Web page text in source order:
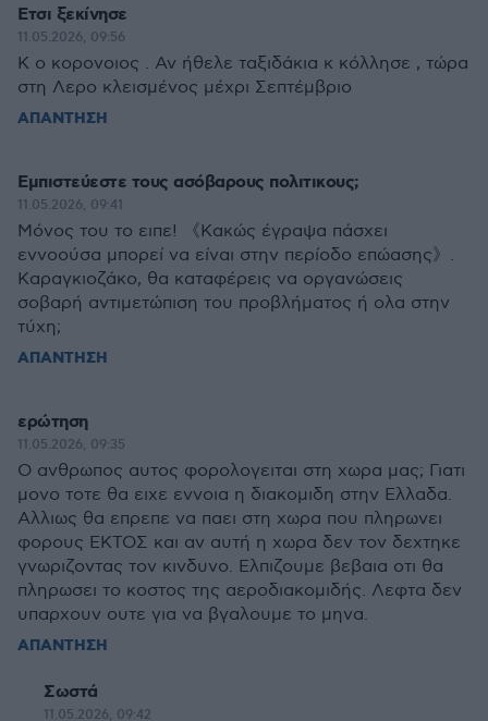
Ετσι ξεκίνησε
11.05.2026, 09:56
K ο κορονοιος . Αν ήθελε ταξιδάκια κ κόλλησε , τώρα
στη Λερο κλεισμένος μέχρι Σεπτέμβριο
ΑΠΑΝΤΗΣΗ
Εμπιστεύεστε τους ασόβαρους πολιτικους;
11.05.2026, 09:41
Μόνος του το ειπε! 《Κακώς έγραψα πάσχει
εννοούσα μπορεί να είναι στην περίοδο επώασης》.
Καραγκιοζάκο, θα καταφέρεις να οργανώσεις
σοβαρή αντιμετώπιση του προβλήματος ή ολα στην
τύχη;
ΑΠΑΝΤΗΣΗ
ερώτηση
11.05.2026, 09:35
Ο ανθρωπος αυτος φορολογειται στη χωρα μας; Γιατι
μονο τοτε θα ειχε εννοια η διακομιδη στην Ελλαδα.
Αλλιως θα επρεπε να παει στη χωρα που πληρωνει
φορους ΕΚΤΟΣ και αν αυτή η χωρα δεν τον δεχτηκε
γνωριζοντας τον κινδυνο. Ελπιζουμε βεβαια οτι θα
πληρωσει το κοστος της αεροδιακομιδής. Λεφτα δεν
υπαρχουν ουτε για να βγαλουμε το μηνα.
ΑΠΑΝΤΗΣΗ
Σωστά
11.05.2026, 09:42